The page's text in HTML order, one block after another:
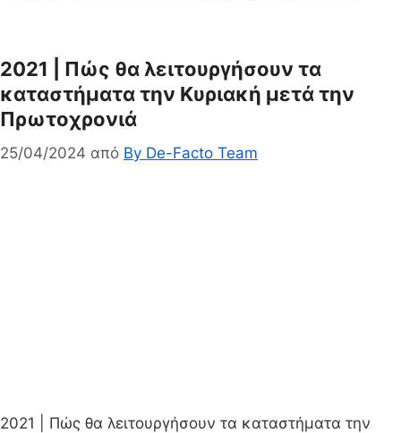
2021 | Πώς θα λειτουργήσουν τα
καταστήματα την Κυριακή μετά την
Πρωτοχρονιά
25/04/2024 από By De-Facto Team
2021 | Πώς θα λειτουργήσουν τα καταστήματα την